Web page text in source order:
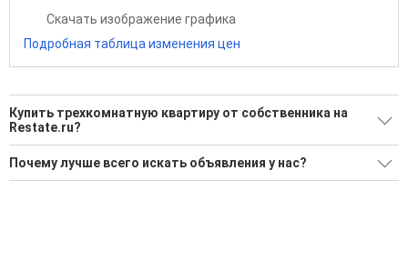
Скачать изображение графика
Подробная таблица изменения цен
Купить трехкомнатную квартиру от собственника на
Restate.ru?
Ищите, как Купить трехкомнатную квартиру от
собственника?
Почему лучше всего искать объявления у нас?